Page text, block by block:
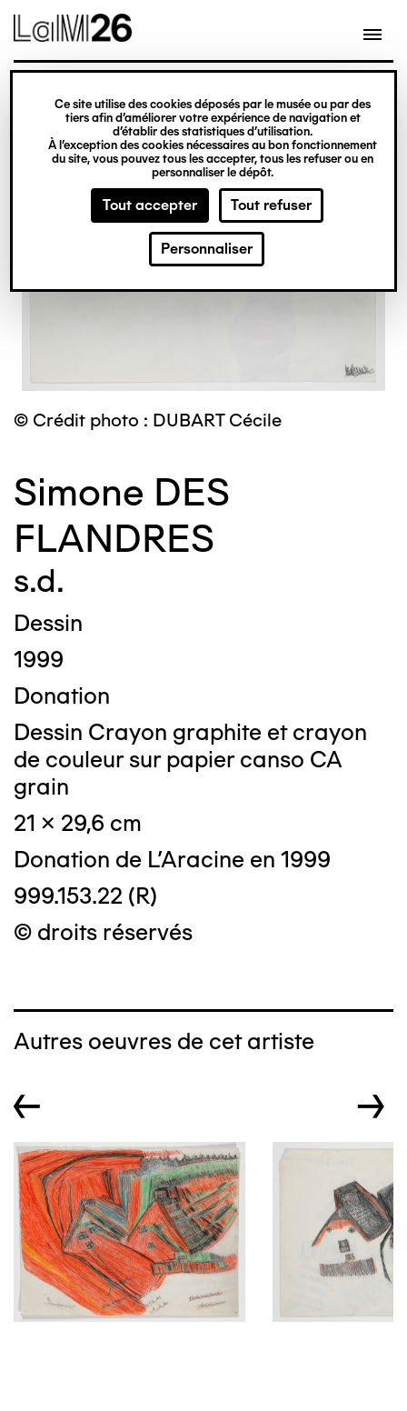
Gestion des cookies
Ce site utilise des cookies déposés par le musée ou par des
tiers afin d’améliorer votre expérience de navigation et
d’établir des statistiques d’utilisation.
À l’exception des cookies nécessaires au bon fonctionnement
du site, vous pouvez tous les accepter, tous les refuser ou en
personnaliser le dépôt.
Tout accepter Tout refuser
Personnaliser
contenu
© Crédit photo : DUBART Cécile
Simone DES
FLANDRES
s.d.
Dessin
1999
Donation
Dessin Crayon graphite et crayon
de couleur sur papier canso CA
grain
21 x 29,6 cm
Donation de L'Aracine en 1999
999.153.22 (R)
© droits réservés
Autres oeuvres de cet artiste
← →